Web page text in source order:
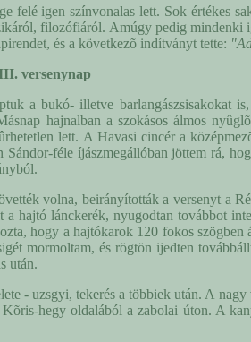
igen színvonalas lett. Sok értékes
filozófiáról. Amúgy pedig
és a következõ indítványt tette:
versenynap
a bukó- illetve barlangászsisakokat
hajnalban a szokásos álmos
lett. A Havasi cincér a
féle íjászmegállóban jöttem rá,
volna, beirányították a versenyt a
lánckerék, nyugodtan továbbot
hogy a hajtókarok 120 fokos
mormoltam, és rögtön ijedten
után.
- uzsgyi, tekerés a többiek után. A
hegy oldalából a zabolai úton. A